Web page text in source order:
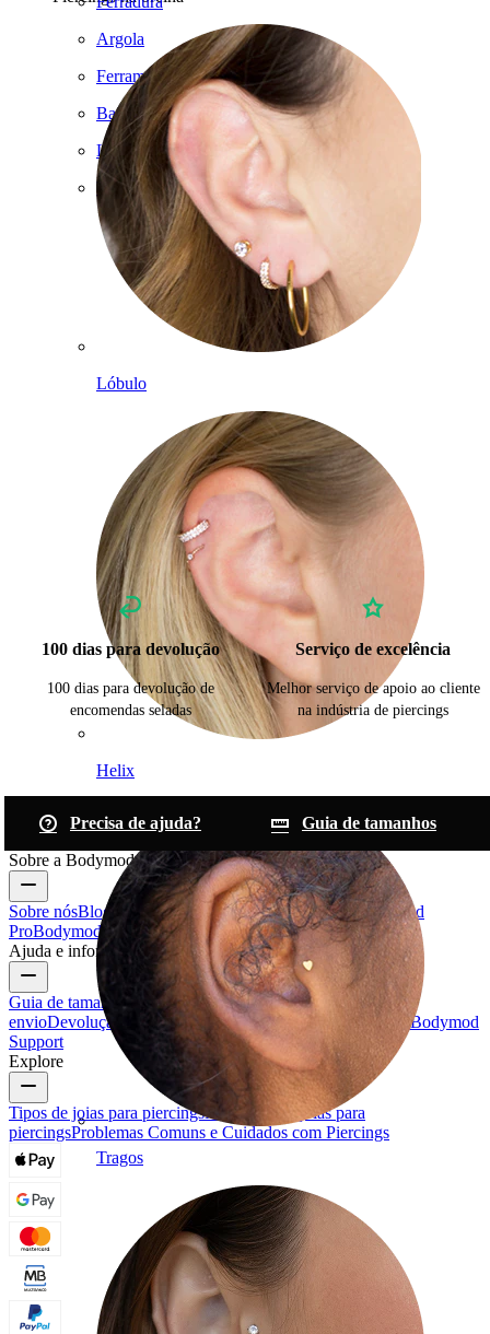
Lóbulo
Helix
Tragos
Argola
Ferramentas
Bananas
Lóbulo
Titânio
100 dias para devolução
100 dias para devolução de
encomendas seladas
Serviço de excelência
Melhor serviço de apoio ao cliente
na indústria de piercings
Precisa de ajuda?
Guia de tamanhos
Sobre a Bodymod
Sobre nósBlogue Termos e condiçõesContacte-nosBodymod
ProBodymod CreatorsAvaliações Bodymod
Ajuda e informações
Guia de tamanhos Seguir encomenda Informações sobre o
envioDevolução e cancelamentoPagamento A minha conta Bodymod
Support
Explore
Tipos de joias para piercingsMateriais das joias para
piercingsProblemas Comuns e Cuidados com Piercings